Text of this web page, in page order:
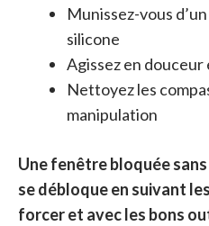
Munissez-vous
silicone
Agissez en
Nettoyez les
manipulation
Une fenêtre bloquée
se débloque en suivant
forcer et avec les bons